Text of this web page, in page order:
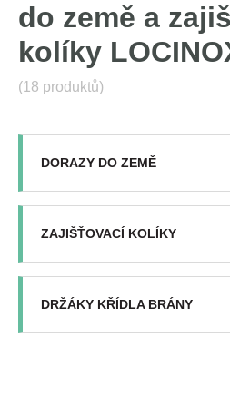
do země a
kolíky
(18 produktů)
DORAZY DO ZEMĚ
ZAJIŠŤOVACÍ KOLÍKY
DRŽÁKY KŘÍDLA BRÁNY